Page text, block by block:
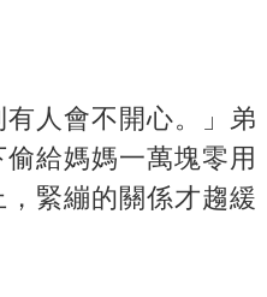
人會不開心。」弟
給媽媽一萬塊零用
緊繃的關係才趨緩